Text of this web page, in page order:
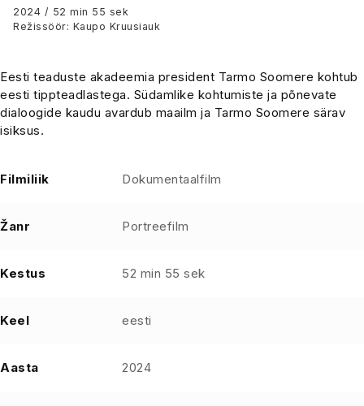
2024 / 52 min 55 sek
Režissöör: Kaupo Kruusiauk
Eesti teaduste akadeemia president Tarmo Soomere kohtub
eesti tippteadlastega. Südamlike kohtumiste ja põnevate
dialoogide kaudu avardub maailm ja Tarmo Soomere särav
isiksus.
Filmiliik Dokumentaalfilm
Žanr Portreefilm
Kestus 52 min 55 sek
Keel eesti
Aasta 2024